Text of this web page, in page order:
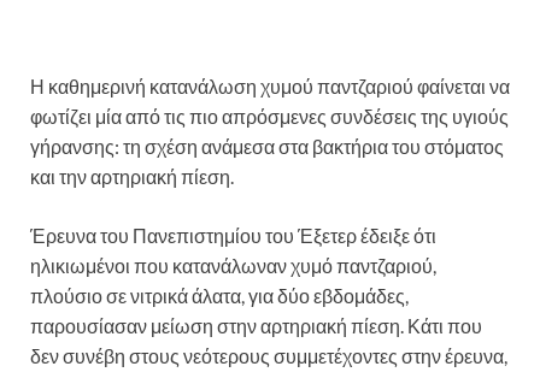
Η καθημερινή κατανάλωση χυμού παντζαριού φαίνεται να
φωτίζει μία από τις πιο απρόσμενες συνδέσεις της υγιούς
γήρανσης: τη σχέση ανάμεσα στα βακτήρια του στόματος
και την αρτηριακή πίεση.
Έρευνα του Πανεπιστημίου του Έξετερ έδειξε ότι
ηλικιωμένοι που κατανάλωναν χυμό παντζαριού,
πλούσιο σε νιτρικά άλατα, για δύο εβδομάδες,
παρουσίασαν μείωση στην αρτηριακή πίεση. Κάτι που
δεν συνέβη στους νεότερους συμμετέχοντες στην έρευνα,